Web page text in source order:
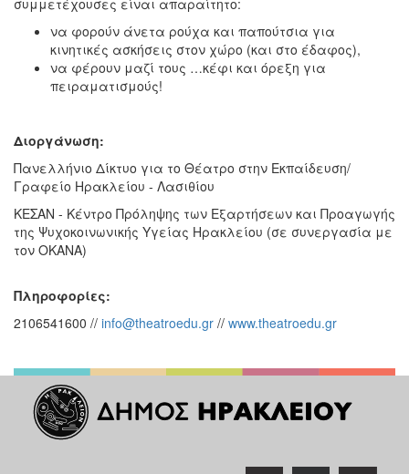
να φορούν άνετα ρούχα και παπούτσια για
κινητικές ασκήσεις στον χώρο (και στο έδαφος),
να φέρουν μαζί τους …κέφι και όρεξη για
πειραματισμούς!
Διοργάνωση:
Πανελλήνιο Δίκτυο για το Θέατρο στην Εκπαίδευση/
Γραφείο Ηρακλείου - Λασιθίου
ΚΕΣΑΝ - Κέντρο Πρόληψης των Εξαρτήσεων και Προαγωγής
της Ψυχοκοινωνικής Υγείας Ηρακλείου (σε συνεργασία με
τον ΟΚΑΝΑ)
Πληροφορίες:
2106541600 // info@theatroedu.gr // www.theatroedu.gr